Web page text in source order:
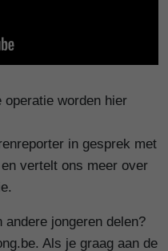
worden hier
in gesprek met
vertelt ons meer over
jongeren delen?
Als je graag aan de